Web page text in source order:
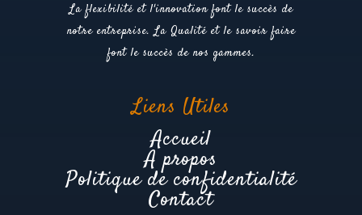
La flexibilité et l'innovation font le succès de
notre entreprise. La Qualité et le savoir faire
font le succès de nos gammes.
Liens Utiles
Accueil
A propos
Politique de confidentialité
Contact